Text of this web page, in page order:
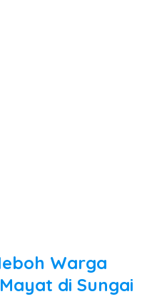
Warga
di Sungai